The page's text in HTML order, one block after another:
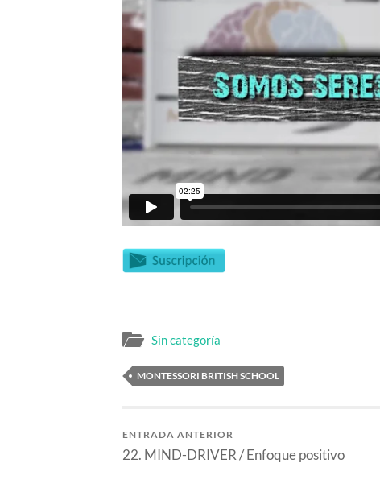
Sin categoría
MONTESSORI BRITISH SCHOOL
ENTRADA ANTERIOR
22. MIND-DRIVER / Enfoque positivo